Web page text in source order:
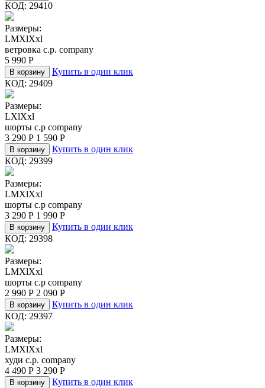
КОД: 29410
Размеры:
LMXlXxl
ветровка c.p. company
5 990 Р
В корзину
Купить в один клик
КОД: 29409
Размеры:
LXlXxl
шорты c.p company
3 290 Р 1 590 Р
В корзину
Купить в один клик
КОД: 29399
Размеры:
LMXlXxl
шорты c.p company
3 290 Р 1 990 Р
В корзину
Купить в один клик
КОД: 29398
Размеры:
LMXlXxl
шорты c.p company
2 990 Р 2 090 Р
В корзину
Купить в один клик
КОД: 29397
Размеры:
LMXlXxl
худи c.p. company
4 490 Р 3 290 Р
В корзину
Купить в один клик